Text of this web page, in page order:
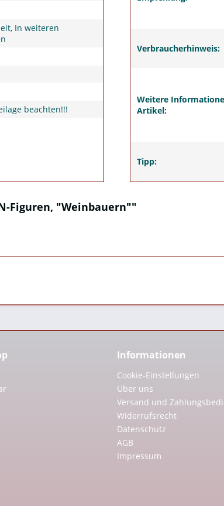
In weiteren
beachten!!!
Verbraucherhinweis:
Weitere
Artikel:
Tipp:
Figuren, "Weinbauern""
Informationen
Cookie-Einstellungen
Über uns
Versand und
Widerrufsrecht
Datenschutz
AGB
Impressum